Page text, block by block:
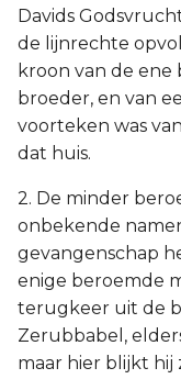
Davids
de lijnrechte
kroon van de
broeder, en van
voorteken was
dat huis.
2. De minder
onbekende
gevangenschap
enige beroemde
terugkeer uit de
Zerubbabel,
maar hier blijkt hij